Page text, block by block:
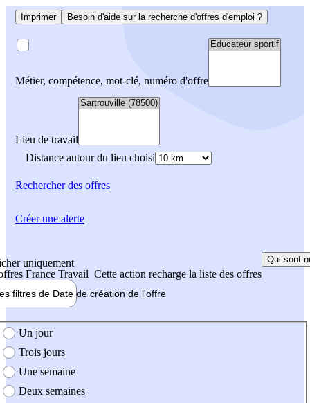
Imprimer Besoin d'aide sur la recherche d'offres d'emploi ?
Métier, compétence, mot-clé, numéro d'offre
Lieu de travail
Distance autour du lieu choisi
Rechercherdes offres
uniquement
France Travail Cette action recharge la liste des offres
Qui sont
filtres de Date de création de l'offre
création de l'offre
Un jour
Trois jours
Une semaine
Deux semaines
Créer une alerte